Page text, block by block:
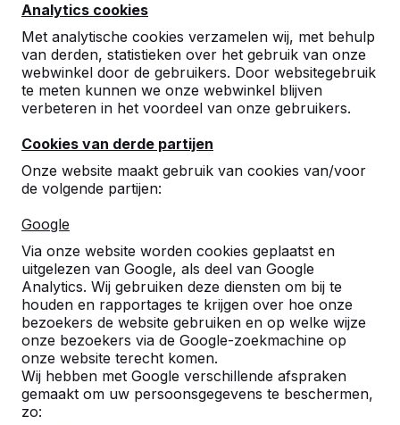
Analytics cookies
Met analytische cookies verzamelen wij, met behulp
van derden, statistieken over het gebruik van onze
webwinkel door de gebruikers. Door websitegebruik
te meten kunnen we onze webwinkel blijven
verbeteren in het voordeel van onze gebruikers.
Cookies van derde partijen
Onze website maakt gebruik van cookies van/voor
de volgende partijen:
Google
Via onze website worden cookies geplaatst en
uitgelezen van Google, als deel van Google
Analytics. Wij gebruiken deze diensten om bij te
houden en rapportages te krijgen over hoe onze
bezoekers de website gebruiken en op welke wijze
onze bezoekers via de Google-zoekmachine op
onze website terecht komen.
Wij hebben met Google verschillende afspraken
gemaakt om uw persoonsgegevens te beschermen,
zo:
Prima. De leerlingen zijn er dolblij mee!
M. de Boer
04-03-2024
10
Nowee
10
Zeer degelijke tennistafel. De afgeronde
hoeken voorkomen letsel bij het rondrennen.
Rustige kleurstelling. Mooi produkt. Ik ben
ook zeer tevreden over het contact vooraf
m.b.t. de aflevering. Hierbij bleek dat de
aanvankelijk gewenste ronde tennistafel niet
door de toegangspoort naar het schoolplein
kon. De rechthoekige tennistafel kon daar wel
doorheen.
Paul Klunder